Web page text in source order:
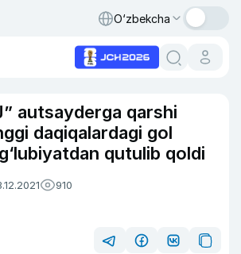
O‘zbekcha
autsayderga qarshi
daqiqalardagi gol
qutulib qoldi
910